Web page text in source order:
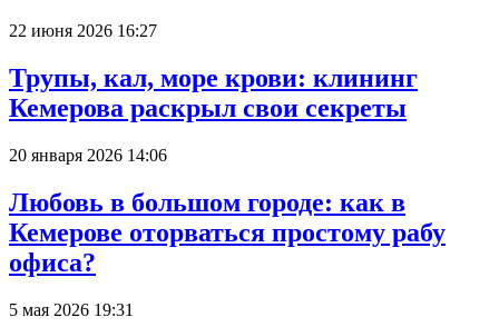
22 июня 2026 16:27
Трупы, кал, море крови: клининг
Кемерова раскрыл свои секреты
20 января 2026 14:06
Любовь в большом городе: как в
Кемерове оторваться простому рабу
офиса?
5 мая 2026 19:31